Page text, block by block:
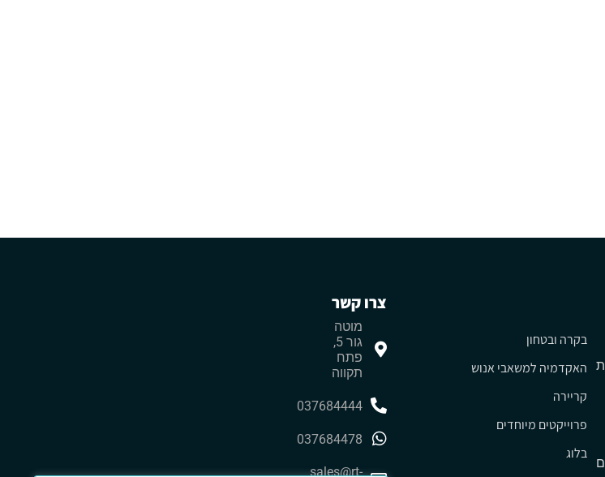
בקרה ובטחון
האקדמיה למשאבי אנוש
קריירה
פרוייקטים מיוחדים
בלוג
צרו קשר
מוטה
גור 5,
פתח
תקווה
037684444
037684478
sales@rt-